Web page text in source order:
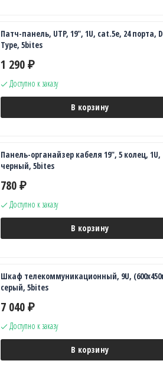
Патч-панель, UTP, 19", 1U, cat.5e, 24 порта,
Type, 5bites
1 290 ₽
Доступно к заказу
В корзину
Панель-органайзер кабеля 19", 5 колец, 1U,
черный, 5bites
780 ₽
Доступно к заказу
В корзину
Шкаф телекоммуникационный, 9U,
серый, 5bites
7 040 ₽
Доступно к заказу
В корзину